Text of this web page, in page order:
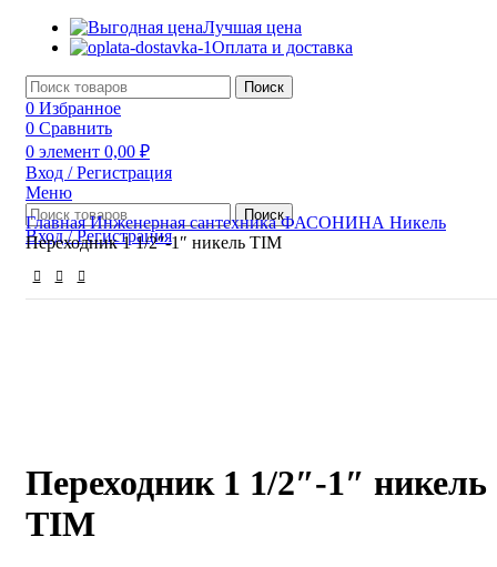
Лучшая цена
Оплата и доставка
Поиск
0 Избранное
0 Сравнить
0 элемент 0,00 ₽
Вход / Регистрация
Меню
Поиск
Вход / Регистрация
ГлавнаяИнженерная сантехникаФАСОНИНА Никель
Переходник 1 1/2″-1″ никель TIM
Переходник 1 1/2″-1″ никель
TIM